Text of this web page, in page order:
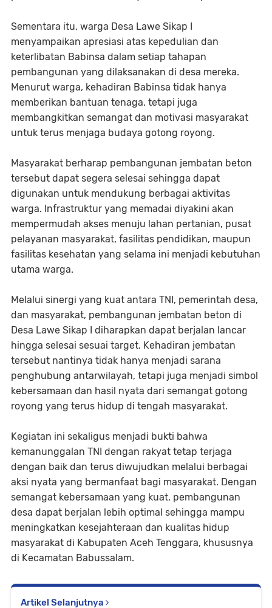
Sementara itu, warga Desa Lawe Sikap I
menyampaikan apresiasi atas kepedulian dan
keterlibatan Babinsa dalam setiap tahapan
pembangunan yang dilaksanakan di desa mereka.
Menurut warga, kehadiran Babinsa tidak hanya
memberikan bantuan tenaga, tetapi juga
membangkitkan semangat dan motivasi masyarakat
untuk terus menjaga budaya gotong royong.
Masyarakat berharap pembangunan jembatan beton
tersebut dapat segera selesai sehingga dapat
digunakan untuk mendukung berbagai aktivitas
warga. Infrastruktur yang memadai diyakini akan
mempermudah akses menuju lahan pertanian, pusat
pelayanan masyarakat, fasilitas pendidikan, maupun
fasilitas kesehatan yang selama ini menjadi kebutuhan
utama warga.
Melalui sinergi yang kuat antara TNI, pemerintah desa,
dan masyarakat, pembangunan jembatan beton di
Desa Lawe Sikap I diharapkan dapat berjalan lancar
hingga selesai sesuai target. Kehadiran jembatan
tersebut nantinya tidak hanya menjadi sarana
penghubung antarwilayah, tetapi juga menjadi simbol
kebersamaan dan hasil nyata dari semangat gotong
royong yang terus hidup di tengah masyarakat.
Kegiatan ini sekaligus menjadi bukti bahwa
kemanunggalan TNI dengan rakyat tetap terjaga
dengan baik dan terus diwujudkan melalui berbagai
aksi nyata yang bermanfaat bagi masyarakat. Dengan
semangat kebersamaan yang kuat, pembangunan
desa dapat berjalan lebih optimal sehingga mampu
meningkatkan kesejahteraan dan kualitas hidup
masyarakat di Kabupaten Aceh Tenggara, khususnya
di Kecamatan Babussalam.
Artikel Selanjutnya